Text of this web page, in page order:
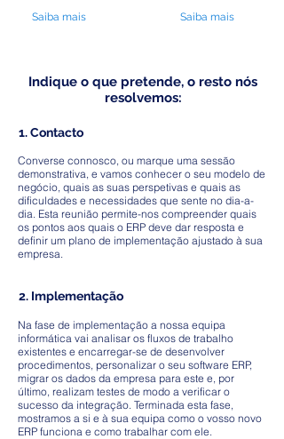
Saiba mais
Saiba mais
Indique o que pretende, o resto nós
resolvemos:
2. Implementação
Na fase de implementação a nossa equipa
informática vai analisar os fluxos de trabalho
existentes e encarregar-se de desenvolver
procedimentos, personalizar o seu software ERP,
migrar os dados da empresa para este e, por
último, realizam testes de modo a verificar o
sucesso da integração. Terminada esta fase,
mostramos a si e à sua equipa como o vosso novo
ERP funciona e como trabalhar com ele.
Converse connosco, ou marque uma sessão
demonstrativa, e vamos conhecer o seu modelo de
negócio, quais as suas perspetivas e quais as
dificuldades e necessidades que sente no dia-a-
dia. Esta reunião permite-nos compreender quais
os pontos aos quais o ERP deve dar resposta e
definir um plano de implementação ajustado à sua
empresa.
1. Contacto